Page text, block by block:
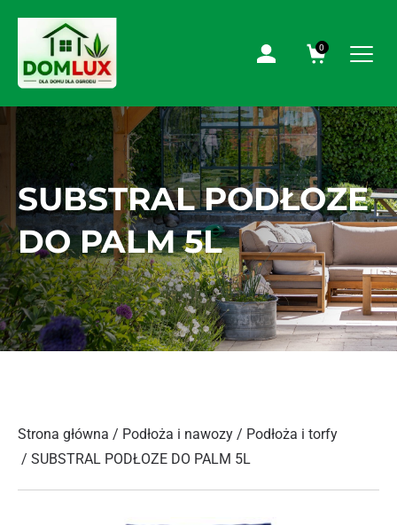
0
SUBSTRAL PODŁOZE
DO PALM 5L
Strona główna / Podłoża i nawozy / Podłoża i torfy
/ SUBSTRAL PODŁOZE DO PALM 5L